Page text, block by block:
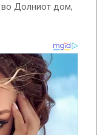
во Долниот дом,